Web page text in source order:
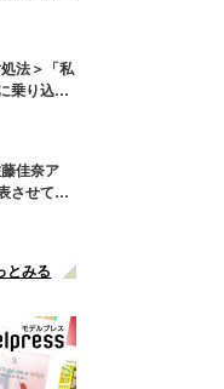
法＞「私
乗り込ん
佳奈ア
させてい
とみる